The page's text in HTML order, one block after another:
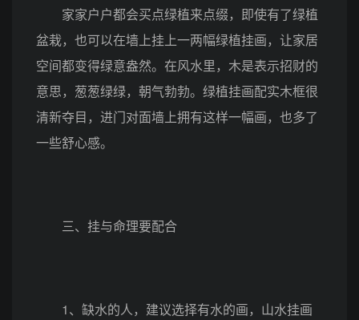
家家户户都会买点绿植来点缀，即使有了绿植
盆栽，也可以在墙上挂上一两幅绿植挂画，让家居
空间都变得绿意盎然。在风水里，木是表示招财的
意思，葱葱绿绿，朝气勃勃。绿植挂画配实木框很
清新夺目，进门对面墙上拥有这样一幅画，也多了
一些舒心感。
三、挂与命理要配合
1、缺水的人，建议选择有水的画，山水挂画